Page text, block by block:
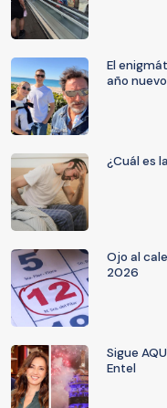
El
año
¿Cuál es
Ojo al
2026
Sigue
Entel